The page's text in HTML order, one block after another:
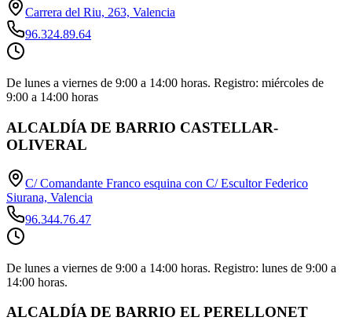
Carrera del Riu, 263, Valencia
96.324.89.64
De lunes a viernes de 9:00 a 14:00 horas. Registro: miércoles de
9:00 a 14:00 horas
ALCALDÍA DE BARRIO CASTELLAR-
OLIVERAL
C/ Comandante Franco esquina con C/ Escultor Federico
Siurana, Valencia
96.344.76.47
De lunes a viernes de 9:00 a 14:00 horas. Registro: lunes de 9:00 a
14:00 horas.
ALCALDÍA DE BARRIO EL PERELLONET